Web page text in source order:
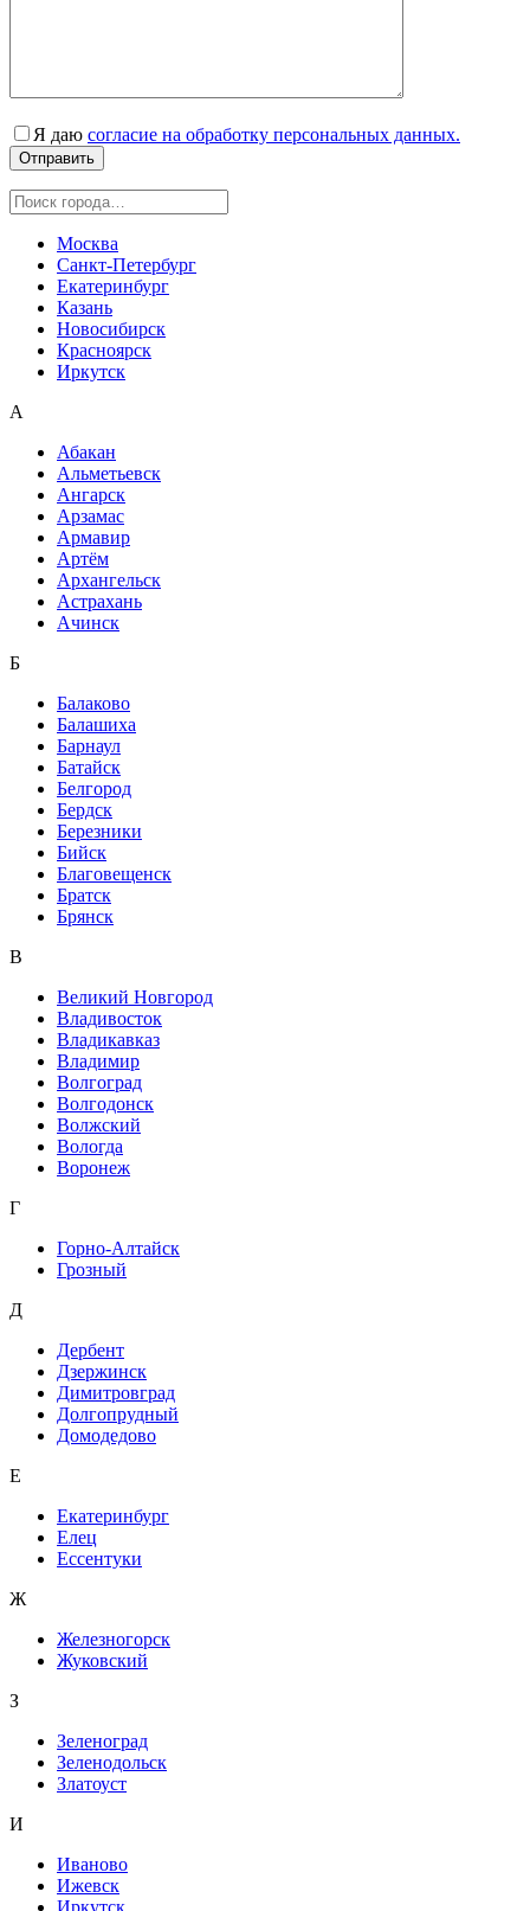
Я даю согласие на обработку персональных данных.
Москва
Санкт-Петербург
Екатеринбург
Казань
Новосибирск
Красноярск
Иркутск
А
Абакан
Альметьевск
Ангарск
Арзамас
Армавир
Артём
Архангельск
Астрахань
Ачинск
Б
Балаково
Балашиха
Барнаул
Батайск
Белгород
Бердск
Березники
Бийск
Благовещенск
Братск
Брянск
В
Великий Новгород
Владивосток
Владикавказ
Владимир
Волгоград
Волгодонск
Волжский
Вологда
Воронеж
Г
Горно-Алтайск
Грозный
Д
Дербент
Дзержинск
Димитровград
Долгопрудный
Домодедово
Е
Екатеринбург
Елец
Ессентуки
Ж
Железногорск
Жуковский
З
Зеленоград
Зеленодольск
Златоуст
И
Иваново
Ижевск
Иркутск